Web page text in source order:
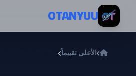
تخطي إلى المحتوىOTANYUU
الأعلى تقييماً